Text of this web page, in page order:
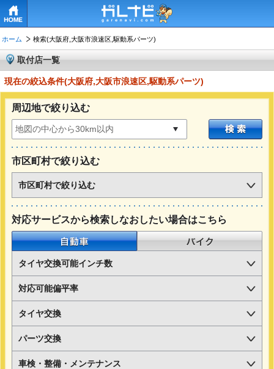
ホーム 検索(大阪府,大阪市浪速区,駆動系パーツ)
取付店一覧
現在の絞込条件(大阪府,大阪市浪速区,駆動系パーツ)
周辺地で絞り込む
市区町村で絞り込む
市区町村で絞り込む
対応サービスから検索しなおしたい場合はこちら
自動車
タイヤ交換可能インチ数
対応可能偏平率
タイヤ交換
パーツ交換
車検・整備・メンテナンス